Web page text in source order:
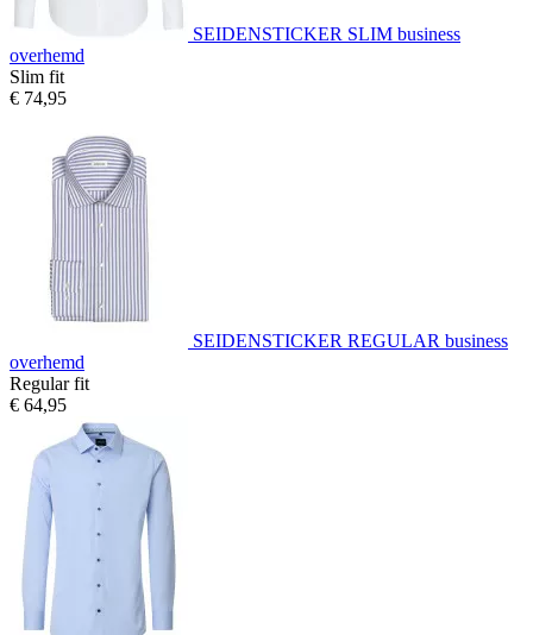
SEIDENSTICKER SLIM business
overhemd
Slim fit
€ 74,95
SEIDENSTICKER REGULAR business
overhemd
Regular fit
€ 64,95